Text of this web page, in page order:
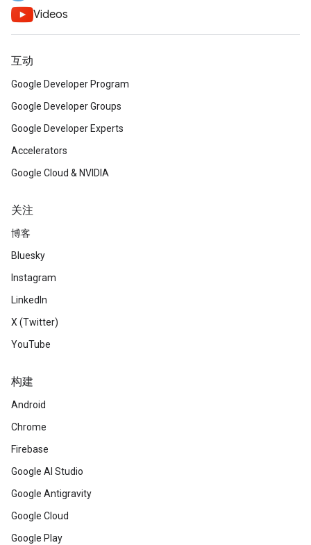
Videos
互动
Google Developer Program
Google Developer Groups
Google Developer Experts
Accelerators
Google Cloud & NVIDIA
关注
博客
Bluesky
Instagram
LinkedIn
X (Twitter)
YouTube
构建
Android
Chrome
Firebase
Google AI Studio
Google Antigravity
Google Cloud
Google Play